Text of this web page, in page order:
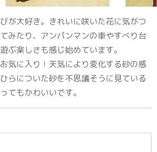
が大好き。きれいに咲いた花に気がつ
みたり、アンパンマンの車やすべり台
ぶ楽しさも感じ始めています。
気に入り！天気により変化する砂の感
らについた砂を不思議そうに見ている
てもかわいいです。